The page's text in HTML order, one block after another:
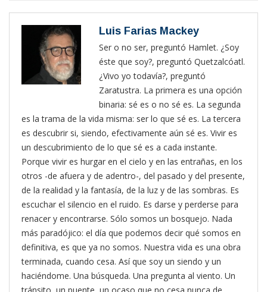
Luis Farias Mackey
Ser o no ser, preguntó Hamlet. ¿Soy
éste que soy?, preguntó Quetzalcóatl.
¿Vivo yo todavía?, preguntó
Zaratustra. La primera es una opción
binaria: sé es o no sé es. La segunda
es la trama de la vida misma: ser lo que sé es. La tercera
es descubrir si, siendo, efectivamente aún sé es. Vivir es
un descubrimiento de lo que sé es a cada instante.
Porque vivir es hurgar en el cielo y en las entrañas, en los
otros -de afuera y de adentro-, del pasado y del presente,
de la realidad y la fantasía, de la luz y de las sombras. Es
escuchar el silencio en el ruido. Es darse y perderse para
renacer y encontrarse. Sólo somos un bosquejo. Nada
más paradójico: el día que podemos decir qué somos en
definitiva, es que ya no somos. Nuestra vida es una obra
terminada, cuando cesa. Así que soy un siendo y un
haciéndome. Una búsqueda. Una pregunta al viento. Un